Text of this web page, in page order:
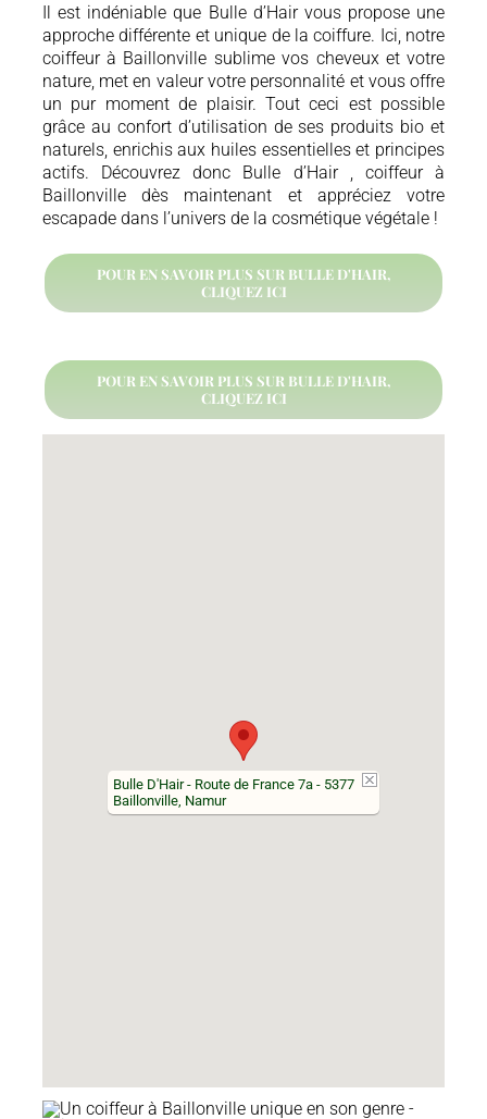
Il est indéniable que Bulle d’Hair vous propose une
approche différente et unique de la coiffure. Ici, notre
coiffeur à Baillonville sublime vos cheveux et votre
nature, met en valeur votre personnalité et vous offre
un pur moment de plaisir. Tout ceci est possible
grâce au confort d’utilisation de ses produits bio et
naturels, enrichis aux huiles essentielles et principes
actifs. Découvrez donc Bulle d’Hair , coiffeur à
Baillonville dès maintenant et appréciez votre
escapade dans l’univers de la cosmétique végétale !
POUR EN SAVOIR PLUS SUR BULLE D'HAIR,
CLIQUEZ ICI
POUR EN SAVOIR PLUS SUR BULLE D'HAIR,
CLIQUEZ ICI
Bulle D'Hair - Route de France 7a - 5377
Baillonville, Namur